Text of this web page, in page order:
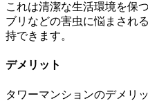
これは清潔な生活環境を保
ブリなどの害虫に悩まされ
持できます。
デメリット
タワーマンションのデメリ